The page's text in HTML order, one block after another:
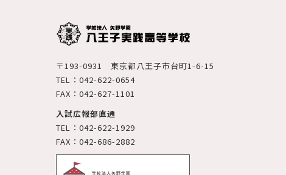
〒193-0931 東京都八王子市台町1-6-15
TEL：042-622-0654
FAX：042-627-1101
入試広報部直通
TEL：042-622-1929
FAX：042-686-2882